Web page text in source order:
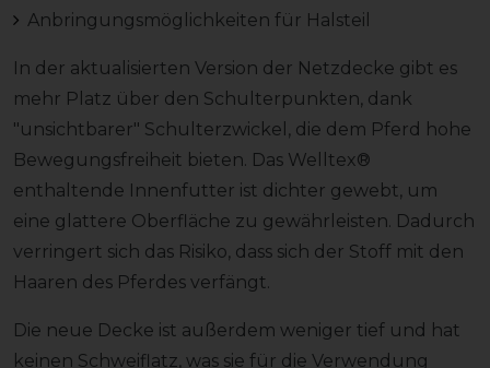
Anbringungsmöglichkeiten für Halsteil
In der aktualisierten Version der Netzdecke gibt es
mehr Platz über den Schulterpunkten, dank
"unsichtbarer" Schulterzwickel, die dem Pferd hohe
Bewegungsfreiheit bieten. Das Welltex®
enthaltende Innenfutter ist dichter gewebt, um
eine glattere Oberfläche zu gewährleisten. Dadurch
verringert sich das Risiko, dass sich der Stoff mit den
Haaren des Pferdes verfängt.
Die neue Decke ist außerdem weniger tief und hat
keinen Schweiflatz, was sie für die Verwendung